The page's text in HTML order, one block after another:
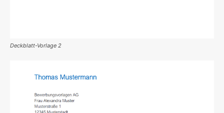
Deckblatt-Vorlage 2